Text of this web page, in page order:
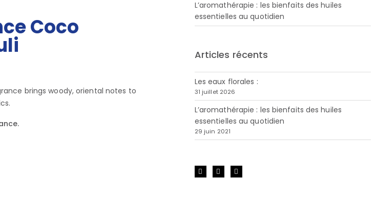
Coco
brings woody, oriental notes to
L’aromathérapie : les bienfaits des huiles
essentielles au quotidien
Articles récents
Les eaux florales :
31 juillet 2026
L’aromathérapie : les bienfaits des huiles
essentielles au quotidien
29 juin 2021